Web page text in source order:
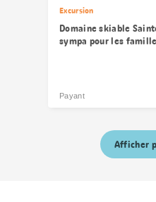
Excursion
Domaine skiable
sympa pour les
Payant
Afficher